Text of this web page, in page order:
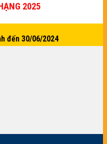
2025
đến 30/06/2024